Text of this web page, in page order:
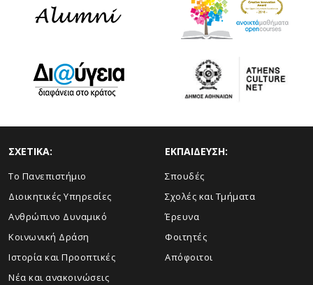
ΣΧΕΤΙΚΑ:
Το Πανεπιστήμιο
Διοικητικές Υπηρεσίες
Ανθρώπινο Δυναμικό
Κοινωνική Δράση
Ιστορία και Προοπτικές
Νέα και ανακοινώσεις
ΕΚΠΑΙΔΕΥΣΗ:
Σπουδές
Σχολές και Τμήματα
Έρευνα
Φοιτητές
Απόφοιτοι